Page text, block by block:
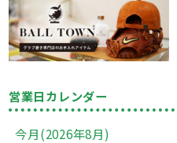
営業日カレンダー
今月(2026年8月)